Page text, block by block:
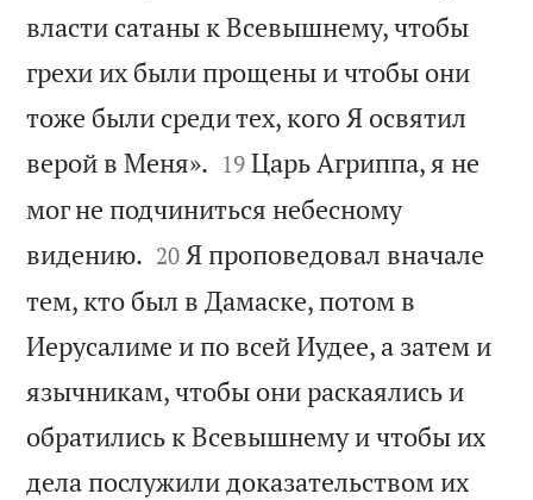
власти сатаны к Всевышнему, чтобы
грехи их были прощены и чтобы они
тоже были среди тех, кого Я освятил
верой в Меня». 

19 Царь Агриппа, я не
мог не подчиниться небесному
видению. 

20 Я проповедовал вначале
тем, кто был в Дамаске, потом в
Иерусалиме и по всей Иудее, а затем и
язычникам, чтобы они раскаялись и
обратились к Всевышнему и чтобы их
дела послужили доказательством их